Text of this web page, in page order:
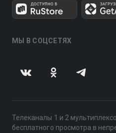
МЫ В СОЦСЕТЯХ
Телеканалы 1 и 2
бесплатного просмотра в